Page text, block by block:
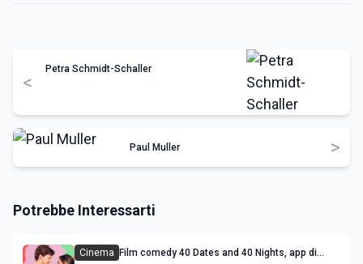
<
Petra Schmidt-Schaller
Paul Muller >
Potrebbe Interessarti
Cinema
Film comedy 40 Dates and 40 Nights, app di